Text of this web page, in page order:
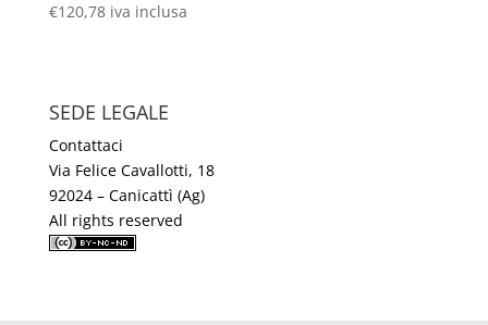
€120,78 iva inclusa
SEDE LEGALE
Contattaci
Via Felice Cavallotti, 18
92024 – Canicattì (Ag)
All rights reserved